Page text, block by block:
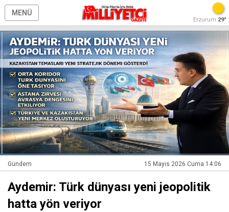
MENÜ
Erzurum 29°
Gündem 15 Mayıs 2026 Cuma 14:06
Aydemir: Türk dünyası yeni jeopolitik
hatta yön veriyor